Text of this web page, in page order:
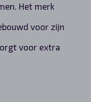
Het merk
voor zijn
voor extra